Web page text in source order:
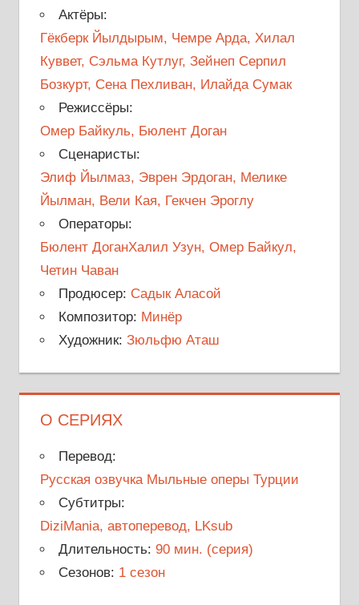
Актёры:
Гёкберк Йылдырым, Чемре Арда, Хилал
Куввет, Сэльма Кутлуг, Зейнеп Серпил
Бозкурт, Сена Пехливан, Илайда Сумак
Режиссёры:
Омер Байкуль, Бюлент Доган
Сценаристы:
Элиф Йылмаз, Эврен Эрдоган, Мелике
Йылман, Вели Кая, Гекчен Эроглу
Операторы:
Бюлент ДоганХалил Узун, Омер Байкул,
Четин Чаван
Продюсер: Садык Аласой
Композитор: Минёр
Художник: Зюльфю Аташ
О СЕРИЯХ
Перевод:
Русская озвучка Мыльные оперы Турции
Субтитры:
DiziMania, автоперевод, LKsub
Длительность: 90 мин. (серия)
Сезонов: 1 сезон